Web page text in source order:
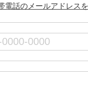
電話のメールアドレス